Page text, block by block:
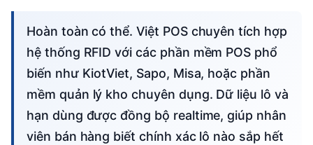
Hoàn toàn có thể. Việt POS chuyên tích hợp
hệ thống RFID với các phần mềm POS phổ
biến như KiotViet, Sapo, Misa, hoặc phần
mềm quản lý kho chuyên dụng. Dữ liệu lô và
hạn dùng được đồng bộ realtime, giúp nhân
viên bán hàng biết chính xác lô nào sắp hết